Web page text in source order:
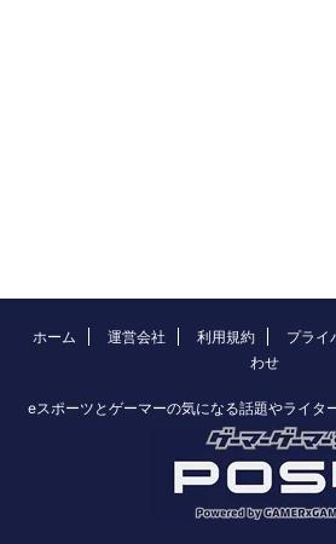
ホーム 運営会社 利用規約 プライ
わせ
eスポーツとゲーマーの気になる話題やライタ